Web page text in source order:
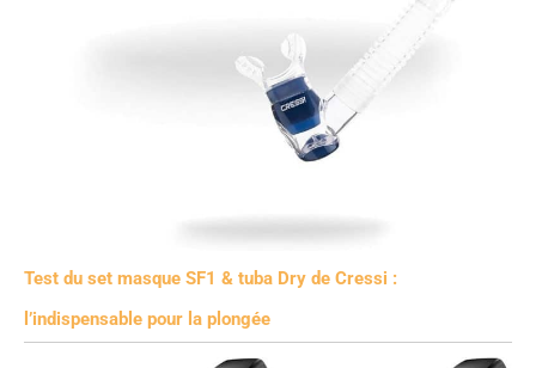
Test du set masque SF1 & tuba Dry de Cressi :
l’indispensable pour la plongée